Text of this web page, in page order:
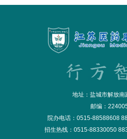
地址：盐城市解放南
邮编：
院办电话：0515-88588608
招生热线：0515-88330050